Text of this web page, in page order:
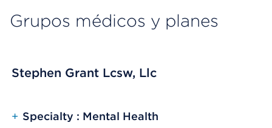
Grupos médicos y planes
Stephen Grant Lcsw, Llc
+ Specialty : Mental Health